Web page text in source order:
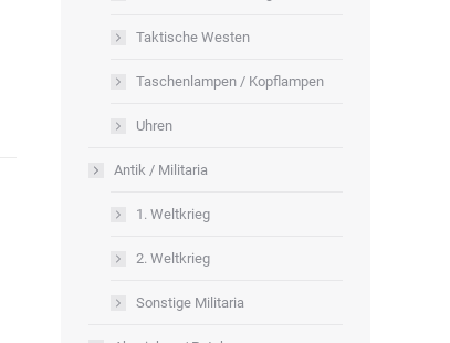
Taktische Westen
Taschenlampen / Kopflampen
Uhren
Antik / Militaria
1. Weltkrieg
2. Weltkrieg
Sonstige Militaria